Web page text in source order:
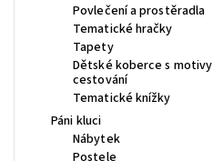
Povlečení a prostěradla
Tematické hračky
Tapety
Dětské koberce s motivy
cestování
Tematické knížky
Páni kluci
Nábytek
Postele